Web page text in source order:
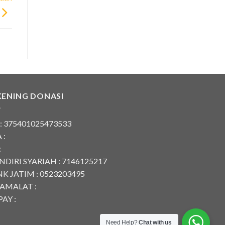
DONASI
375401025473533
:
SYARIAH : 7146125217
JATIM : 0523203495
:
:
Need Help?Chat with us